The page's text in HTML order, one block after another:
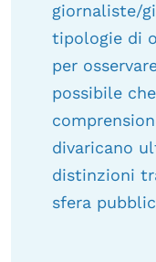
giornaliste/
tipologie di
per
possibile
divaricano
distinzioni
sfera